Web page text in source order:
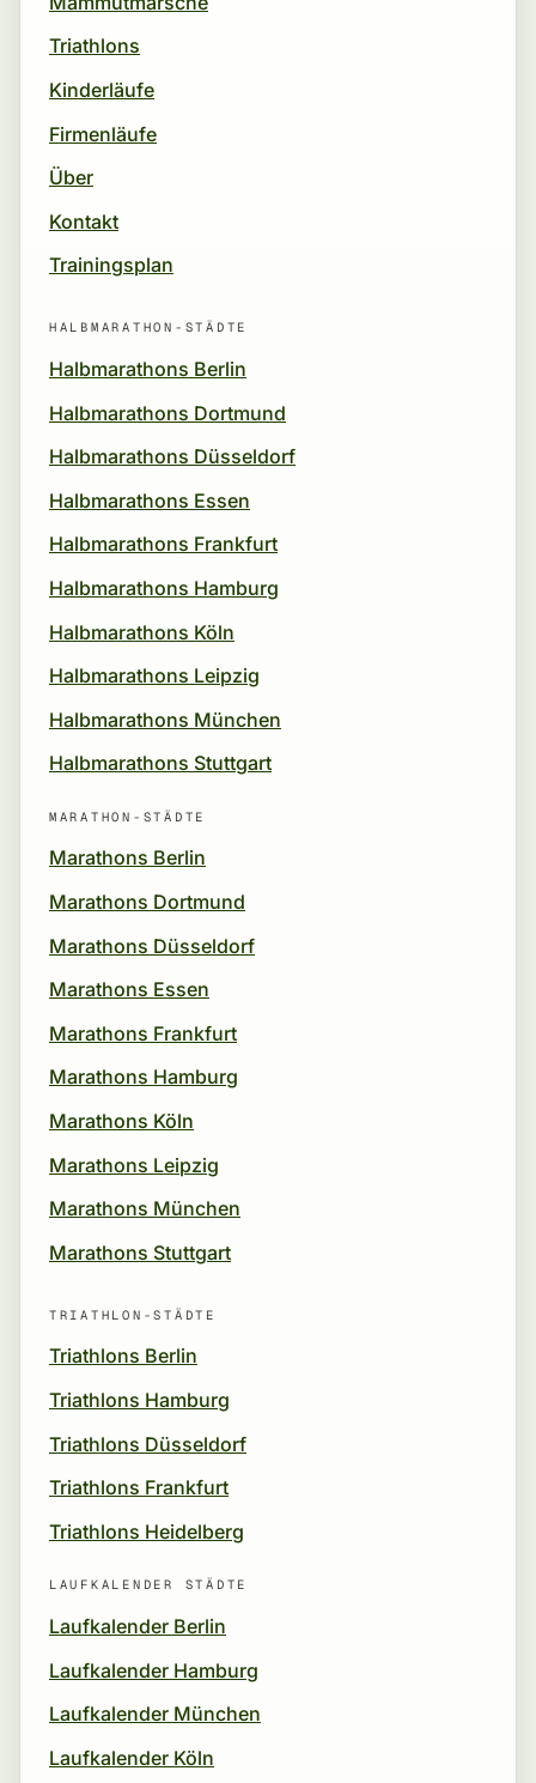
Triathlons
Kinderläufe
Firmenläufe
Über
Kontakt
Trainingsplan
HALBMARATHON-STÄDTE
Halbmarathons Berlin
Halbmarathons Dortmund
Halbmarathons Düsseldorf
Halbmarathons Essen
Halbmarathons Frankfurt
Halbmarathons Hamburg
Halbmarathons Köln
Halbmarathons Leipzig
Halbmarathons München
Halbmarathons Stuttgart
MARATHON-STÄDTE
Marathons Berlin
Marathons Dortmund
Marathons Düsseldorf
Marathons Essen
Marathons Frankfurt
Marathons Hamburg
Marathons Köln
Marathons Leipzig
Marathons München
Marathons Stuttgart
TRIATHLON-STÄDTE
Triathlons Berlin
Triathlons Hamburg
Triathlons Düsseldorf
Triathlons Frankfurt
Triathlons Heidelberg
LAUFKALENDER STÄDTE
Laufkalender Berlin
Laufkalender Hamburg
Laufkalender München
Laufkalender Köln